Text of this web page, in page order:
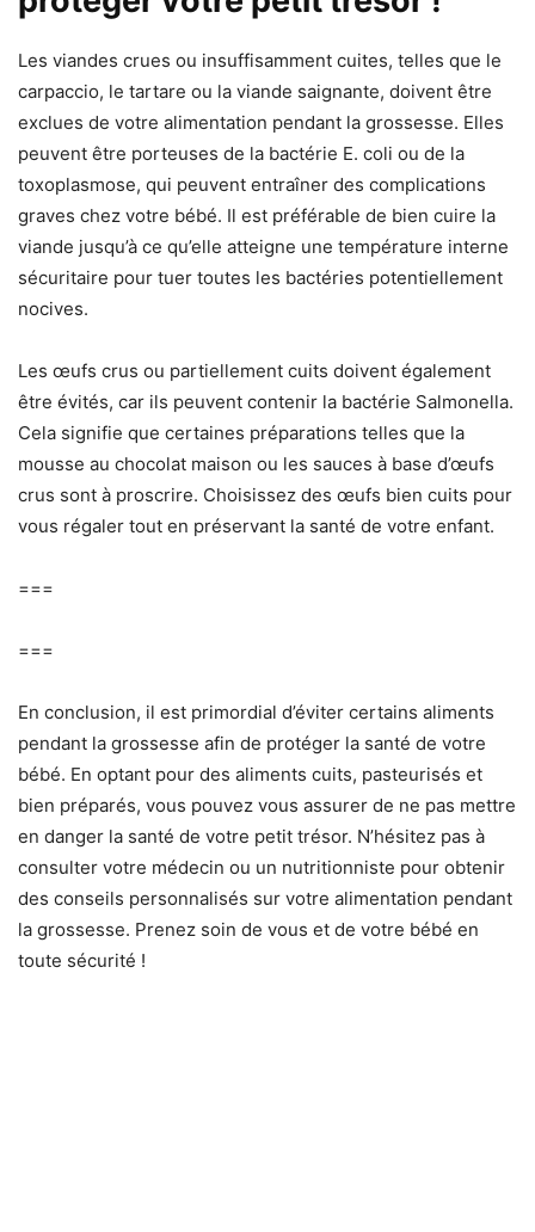
Les viandes crues ou insuffisamment cuites, telles que le
carpaccio, le tartare ou la viande saignante, doivent être
exclues de votre alimentation pendant la grossesse. Elles
peuvent être porteuses de la bactérie E. coli ou de la
toxoplasmose, qui peuvent entraîner des complications
graves chez votre bébé. Il est préférable de bien cuire la
viande jusqu’à ce qu’elle atteigne une température interne
sécuritaire pour tuer toutes les bactéries potentiellement
nocives.
Les œufs crus ou partiellement cuits doivent également
être évités, car ils peuvent contenir la bactérie Salmonella.
Cela signifie que certaines préparations telles que la
mousse au chocolat maison ou les sauces à base d’œufs
crus sont à proscrire. Choisissez des œufs bien cuits pour
vous régaler tout en préservant la santé de votre enfant.
===
===
En conclusion, il est primordial d’éviter certains aliments
pendant la grossesse afin de protéger la santé de votre
bébé. En optant pour des aliments cuits, pasteurisés et
bien préparés, vous pouvez vous assurer de ne pas mettre
en danger la santé de votre petit trésor. N’hésitez pas à
consulter votre médecin ou un nutritionniste pour obtenir
des conseils personnalisés sur votre alimentation pendant
la grossesse. Prenez soin de vous et de votre bébé en
toute sécurité !